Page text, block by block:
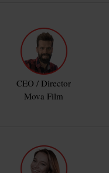
CEO / Director
Mova Film